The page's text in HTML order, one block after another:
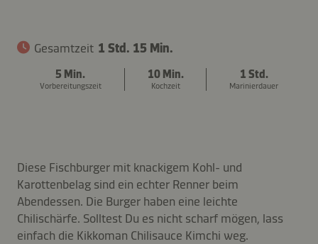
Gesamtzeit 1 Std. 15 Min.
5 Min.
Vorbereitungszeit
10 Min.
Kochzeit
1 Std.
Marinierdauer
Diese Fischburger mit knackigem Kohl- und
Karottenbelag sind ein echter Renner beim
Abendessen. Die Burger haben eine leichte
Chilischärfe. Solltest Du es nicht scharf mögen, lass
einfach die Kikkoman Chilisauce Kimchi weg.